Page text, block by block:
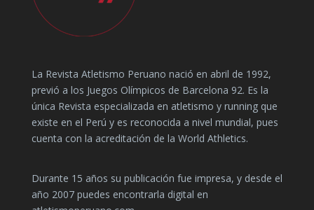
La Revista Atletismo Peruano nació en abril de 1992,
previó a los Juegos Olímpicos de Barcelona 92. Es la
única Revista especializada en atletismo y running que
existe en el Perú y es reconocida a nivel mundial, pues
cuenta con la acreditación de la World Athletics.
Durante 15 años su publicación fue impresa, y desde el
año 2007 puedes encontrarla digital en